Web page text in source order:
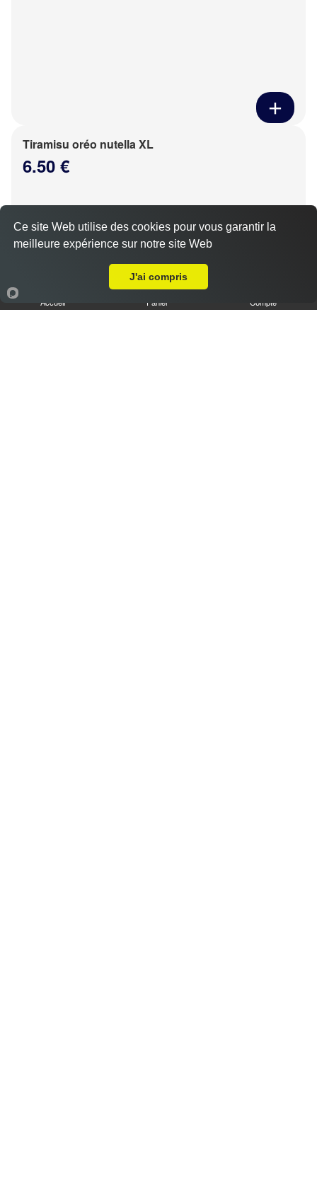
Tiramisu oréo nutella XL
6.50 €
Accueil Panier Compte
Ce site Web utilise des cookies pour vous garantir la
meilleure expérience sur notre site Web
J'ai compris